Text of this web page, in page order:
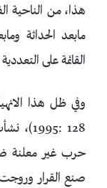
هذا، من الناحية
مابعد الحداثة
القائمة على
1995:
حرب غير معلنة
صنع القرار وروجت